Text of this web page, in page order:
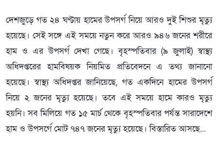
দেশজুড়ে গত ২৪ ঘণ্টায় হামের উপসর্গ নিয়ে আরও দুই শিশুর মৃত্যু
হয়েছে। সেই সঙ্গে এই সময়ে নতুন করে আরও ৯৪৬ জনের শরীরে
হাম ও এর উপসর্গ দেখা গেছে। বৃহস্পতিবার (৯ জুলাই) স্বাস্থ্য
অধিদপ্তরের হামবিষয়ক নিয়মিত প্রতিবেদনে এ তথ্য জানানো
হয়েছে। স্বাস্থ্য অধিদপ্তর জানিয়েছে, গত একদিনে হামের উপসর্গ
নিয়ে ২ জনের মৃত্যু হয়েছে। তবে এই সময়ে হামে কারও মৃত্যু
হয়নি। সব মিলিয়ে গত ১৫ মার্চ থেকে বৃহস্পতিবার পর্যন্ত সারাদেশে
হাম ও উপসর্গে মোট ৭৪৭ জনের মৃত্যু হয়েছে। বিস্তারিত আসছে...